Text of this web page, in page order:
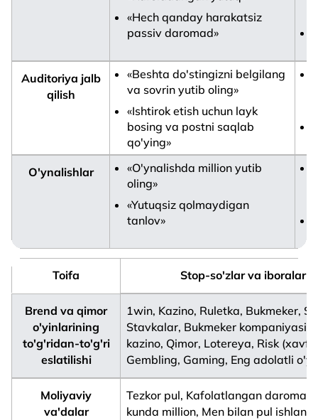
«Hech qanday harakatsiz
passiv daromad»
Auditoriya jalb
qilish
«Beshta do'stingizni belgilang
va sovrin yutib oling»
«Ishtirok etish uchun layk
bosing va postni saqlab
qo'ying»
O'ynalishlar
«O'ynalishda million yutib
oling»
«Yutuqsiz qolmaydigan
tanlov»
Toifa Stop-so'zlar va iboralar
Brend va qimor
o'yinlarining
to'g'ridan-to'g'ri
eslatilishi
1win, Kazino, Ruletka, Bukmeker,
Stavkalar, Bukmeker kompaniyasi,
kazino, Qimor, Lotereya, Risk (xavf),
Gembling, Gaming, Eng adolatli
Moliyaviy
va'dalar
Tezkor pul, Kafolatlangan
kunda million, Men bilan pul